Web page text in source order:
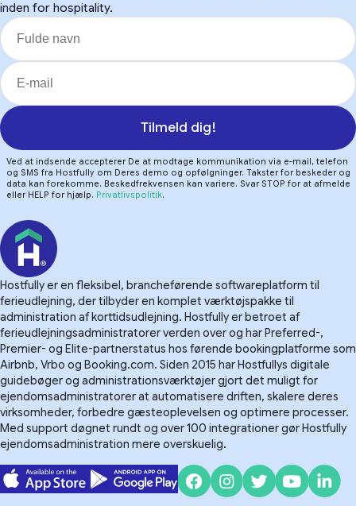
inden for hospitality.
Tilmeld dig!
Ved at indsende accepterer De at modtage kommunikation via e-mail, telefon
og SMS fra Hostfully om Deres demo og opfølgninger. Takster for beskeder og
data kan forekomme. Beskedfrekvensen kan variere. Svar STOP for at afmelde
eller HELP for hjælp. Privatlivspolitik.
Hostfully er en fleksibel, brancheførende softwareplatform til
ferieudlejning, der tilbyder en komplet værktøjspakke til
administration af korttidsudlejning. Hostfully er betroet af
ferieudlejningsadministratorer verden over og har Preferred-,
Premier- og Elite-partnerstatus hos førende bookingplatforme som
Airbnb, Vrbo og Booking.com. Siden 2015 har Hostfullys digitale
guidebøger og administrationsværktøjer gjort det muligt for
ejendomsadministratorer at automatisere driften, skalere deres
virksomheder, forbedre gæsteoplevelsen og optimere processer.
Med support døgnet rundt og over 100 integrationer gør Hostfully
ejendomsadministration mere overskuelig.